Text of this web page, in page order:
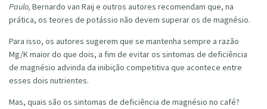
Paulo, Bernardo van Raij e outros autores recomendam que, na
prática, os teores de potássio não devem superar os de magnésio.
Para isso, os autores sugerem que se mantenha sempre a razão
Mg/K maior do que dois, a fim de evitar os sintomas de deficiência
de magnésio advinda da inibição competitiva que acontece entre
esses dois nutrientes.
Mas, quais são os sintomas de deficiência de magnésio no café?